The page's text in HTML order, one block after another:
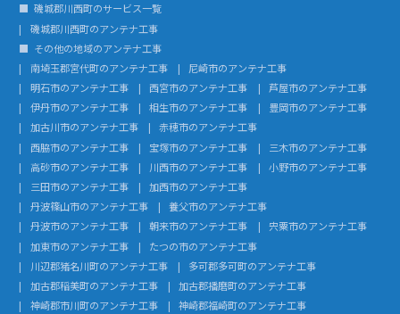
磯城郡川西町のサービス一覧
磯城郡川西町のアンテナ工事
その他の地域のアンテナ工事
南埼玉郡宮代町のアンテナ工事
尼崎市のアンテナ工事
明石市のアンテナ工事
西宮市のアンテナ工事
芦屋市のアンテナ工事
伊丹市のアンテナ工事
相生市のアンテナ工事
豊岡市のアンテナ工事
加古川市のアンテナ工事
赤穂市のアンテナ工事
西脇市のアンテナ工事
宝塚市のアンテナ工事
三木市のアンテナ工事
高砂市のアンテナ工事
川西市のアンテナ工事
小野市のアンテナ工事
三田市のアンテナ工事
加西市のアンテナ工事
丹波篠山市のアンテナ工事
養父市のアンテナ工事
丹波市のアンテナ工事
朝来市のアンテナ工事
宍粟市のアンテナ工事
加東市のアンテナ工事
たつの市のアンテナ工事
川辺郡猪名川町のアンテナ工事
多可郡多可町のアンテナ工事
加古郡稲美町のアンテナ工事
加古郡播磨町のアンテナ工事
神崎郡市川町のアンテナ工事
神崎郡福崎町のアンテナ工事